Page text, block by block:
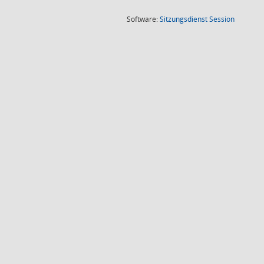
Software:SitzungsdienstSession(Wird in